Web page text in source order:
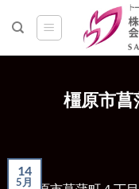
橿原市
14
5月